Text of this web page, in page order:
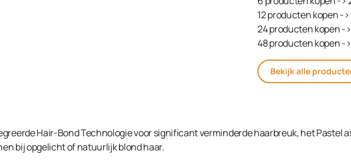
12 producten kopen -
24 producten kopen -
48 producten kopen -
Bekijk alle
Hair-Bond Technologie voor significant verminderde haarbreuk, het Pastel
bij opgelicht of natuurlijk blond haar.